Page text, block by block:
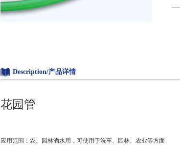
Description/产品详情
花园管
应用范围：农、园林洒水用，可使用于洗车、园林、农业等方面